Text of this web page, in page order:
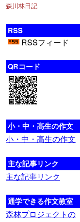
森川林日記
RSS
RSSフィード
QRコード
小・中・高生の作文
小・中・高生の作文
主な記事リンク
主な記事リンク
通学できる作文教室
森林プロジェクトの